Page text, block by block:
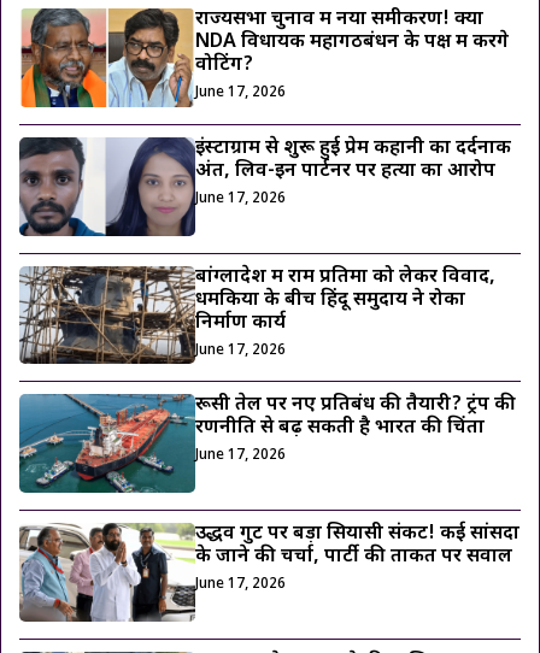
राज्यसभा चुनाव में नया समीकरण! क्या
NDA विधायक महागठबंधन के पक्ष में करेंगे
वोटिंग?
June 17, 2026
इंस्टाग्राम से शुरू हुई प्रेम कहानी का दर्दनाक
अंत, लिव-इन पार्टनर पर हत्या का आरोप
June 17, 2026
बांग्लादेश में राम प्रतिमा को लेकर विवाद,
धमकियों के बीच हिंदू समुदाय ने रोका
निर्माण कार्य
June 17, 2026
रूसी तेल पर नए प्रतिबंध की तैयारी? ट्रंप की
रणनीति से बढ़ सकती है भारत की चिंता
June 17, 2026
उद्धव गुट पर बड़ा सियासी संकट! कई सांसदों
के जाने की चर्चा, पार्टी की ताकत पर सवाल
June 17, 2026